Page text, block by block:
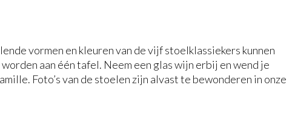
vormen en kleuren van de vijf stoelklassiekers kunnen
aan één tafel. Neem een glas wijn erbij en wend je
Foto’s van de stoelen zijn alvast te bewonderen in onze